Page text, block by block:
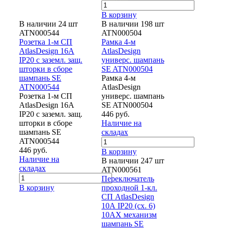
В корзину
В наличии 24 шт
ATN000544
Розетка 1-м СП
AtlasDesign 16А
IP20 с заземл. защ.
шторки в сборе
шампань SE
ATN000544
Розетка 1-м СП
AtlasDesign 16А
IP20 с заземл. защ.
шторки в сборе
шампань SE
ATN000544
446 руб.
Наличие на
складах
В корзину
В наличии 198 шт
ATN000504
Рамка 4-м
AtlasDesign
универс. шампань
SE ATN000504
Рамка 4-м
AtlasDesign
универс. шампань
SE ATN000504
446 руб.
Наличие на
складах
В корзину
В наличии 247 шт
ATN000561
Переключатель
проходной 1-кл.
СП AtlasDesign
10А IP20 (сх. 6)
10AX механизм
шампань SE